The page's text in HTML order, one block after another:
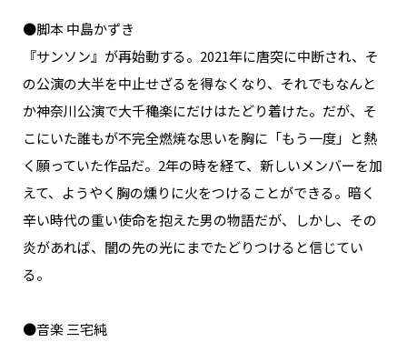
●脚本 中島かずき
『サンソン』が再始動する。2021年に唐突に中断され、そ
の公演の大半を中止せざるを得なくなり、それでもなんと
か神奈川公演で大千穐楽にだけはたどり着けた。だが、そ
こにいた誰もが不完全燃焼な思いを胸に「もう一度」と熱
く願っていた作品だ。2年の時を経て、新しいメンバーを加
えて、ようやく胸の燻りに火をつけることができる。暗く
辛い時代の重い使命を抱えた男の物語だが、しかし、その
炎があれば、闇の先の光にまでたどりつけると信じてい
る。
●音楽 三宅純